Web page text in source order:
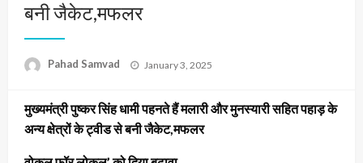
बनी जैकेट,मफलर
Pahad Samvad
Posted
January 3, 2025
मुख्यमंत्री पुष्कर सिंह धामी पहनते हैं मलारी और मुनस्यारी सहित पहाड़ के
अन्य क्षेत्रों के ट्वीड से बनी जैकेट,मफलर